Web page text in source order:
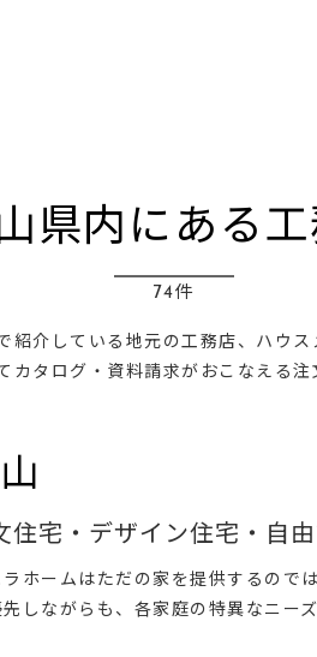
県内にある
74件
介している地元の工務店、ハウ
タログ・資料請求がおこなえる注
住宅・デザイン住宅・自
ラホームはただの家を提供するので
先しながらも、各家庭の特異なニー